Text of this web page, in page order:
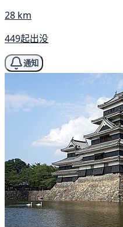
28 km
449起出没
通知